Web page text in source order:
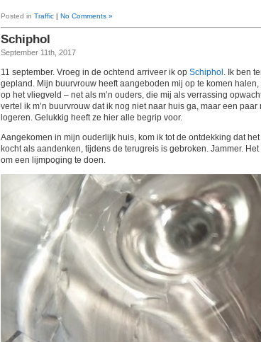
Posted in Traffic | No Comments »
Schiphol
September 11th, 2017
11 september. Vroeg in de ochtend arriveer ik op Schiphol . Ik ben
gepland. Mijn buurvrouw heeft aangeboden mij op te komen
op het vliegveld – net als m’n ouders, die mij als verrassing
vertel ik m’n buurvrouw dat ik nog niet naar huis ga, maar een paar
logeren. Gelukkig heeft ze hier alle begrip voor.
Aangekomen in mijn ouderlijk huis, kom ik tot de ontdekking dat
kocht als aandenken, tijdens de terugreis is gebroken. Jammer.
om een lijmpoging te doen.